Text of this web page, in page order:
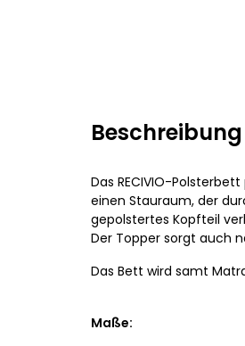
Beschreibung
Das RECIVIO-
einen Stauraum, der
gepolstertes Kopfteil
Der Topper sorgt auch
Das Bett wird samt
Maße: